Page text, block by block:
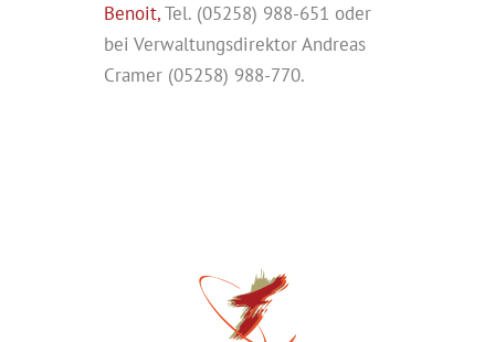
Benoit,Tel. (05258) 988-651 oder
bei Verwaltungsdirektor Andreas
Cramer (05258) 988-770.